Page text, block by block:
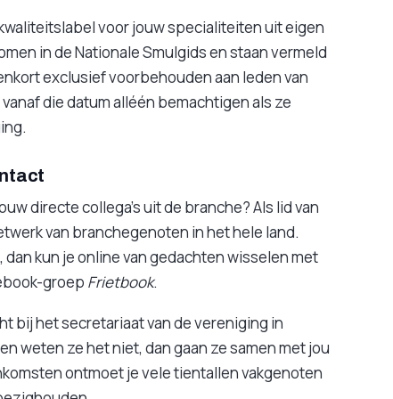
voor jouw specialiteiten uit eigen
in de Nationale Smulgids en staan vermeld
exclusief voorbehouden aan leden van
die datum alléén bemachtigen als ze
directe collega’s uit de branche? Als lid van
van branchegenoten in het hele land.
kun je online van gedachten wisselen met
groep Frietbook.
bij het secretariaat van de vereniging in
weten ze het niet, dan gaan ze samen met jou
ontmoet je vele tientallen vakgenoten